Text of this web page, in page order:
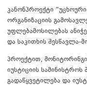
კანონპროექტი
ორგანიზაციის
უფლებამოსილებას
და საკითხის შესწავლა-
პროექტით,
იუსტიციის
გადაწყვეტილება და